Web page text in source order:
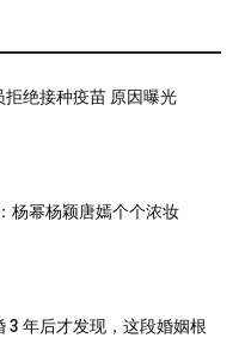
拒绝接种疫苗 原因曝光
杨幂杨颖唐嫣个个浓妆
3 年后才发现，这段婚姻根